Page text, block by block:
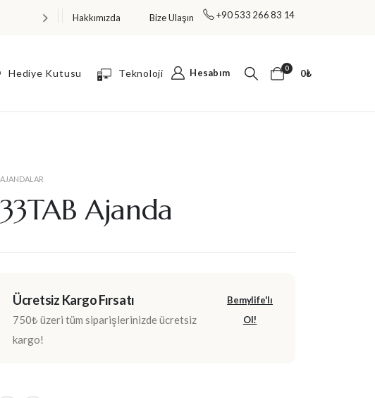
TÜM ÜRÜNLERDE %30 İNDİRİM FIRSATI!
Hakkımızda Bize Ulaşın +90 533 266 83 14
Hediye Kutusu Teknoloji Hesabım 0 0₺
Ajanda
Ücretsiz Kargo Fırsatı
750₺ üzeri tüm siparişlerinizde ücretsiz
kargo!
Bemylife'lı
Ol!